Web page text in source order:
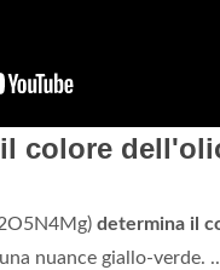
il colore
determina il
una nuance giallo-verde.